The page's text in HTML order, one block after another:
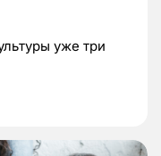
уже три